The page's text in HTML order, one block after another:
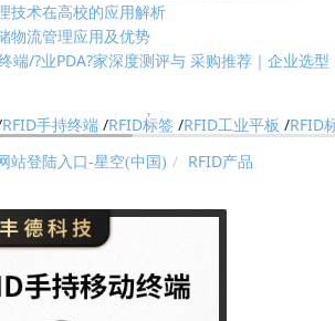
技术在高校的应用解析
物流管理应用及优势
端/?业PDA?家深度测评与 采购推荐｜企业选型
实现全方位资产管控进行实时动态管理
有哪些？
RFID手持终端 /RFID标签 /RFID工业平板 /RFID
站登陆入口-星空(中国)
RFID产品